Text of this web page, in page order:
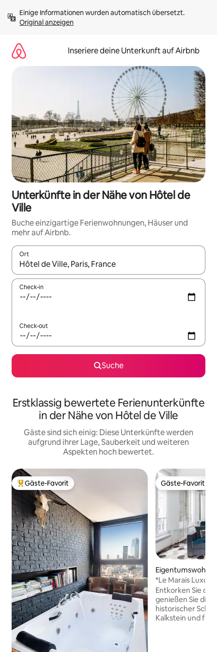
Inhalten
springenOriginal anzeigen
Inseriere deine Unterkunft auf Airbnb
Unterkünfte in der Nähe von Hôtel de
Ville
Buche einzigartige Ferienwohnungen, Häuser und
mehr auf Airbnb.
Ort
Wenn Ergebnisse verfügbar sind, navigiere mit den
Check-in
Check-out
Suche
Erstklassig bewertete Ferienunterkünfte
in der Nähe von Hôtel de Ville
Gäste sind sich einig: Diese Unterkünfte werden
aufgrund ihrer Lage, Sauberkeit und weiteren
Aspekten hoch bewertet.
Beliebter Gäste-Favorit.
Gäste-Favorit Gäste-Favorit
Gäste-Favorit
*Le Marais Luxus
Waschmaschine,
Entkorken Sie
genießen Sie die
historischer
Kalkstein und